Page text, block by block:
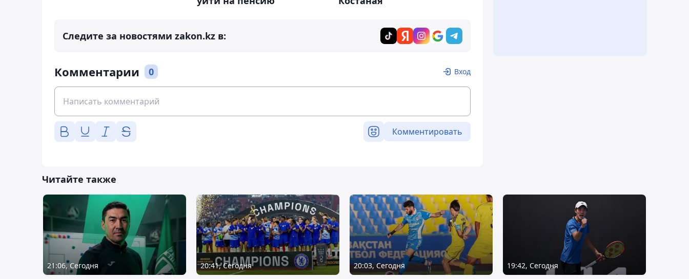
Следите за новостями zakon.kz в:
Комментарии 0 Вход
Комментировать
Читайте также
21:06, Сегодня 20:41, Сегодня 20:03, Сегодня 19:42, Сегодня